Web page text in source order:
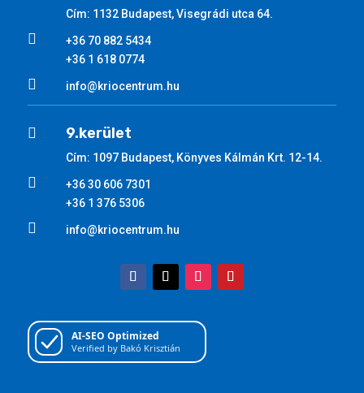
Cím: 1132 Budapest, Visegrádi utca 64.

+36 70 882 5434
+36 1 618 0774
 info@kriocentrum.hu
 9.kerület
Cím: 1097 Budapest, Könyves Kálmán Krt. 12-14.

+36 30 606 7301
+36 1 376 5306
 info@kriocentrum.hu
AI-SEO Optimized
Verified by Bakó Krisztián